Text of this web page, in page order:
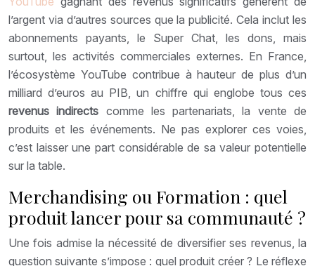
l’argent via d’autres sources que la publicité. Cela inclut les
abonnements payants, le Super Chat, les dons, mais
surtout, les activités commerciales externes. En France,
l’écosystème YouTube contribue à hauteur de plus d’un
milliard d’euros au PIB, un chiffre qui englobe tous ces
revenus indirects comme les partenariats, la vente de
produits et les événements. Ne pas explorer ces voies,
c’est laisser une part considérable de sa valeur potentielle
sur la table.
Merchandising ou Formation : quel
produit lancer pour sa communauté ?
Une fois admise la nécessité de diversifier ses revenus, la
question suivante s’impose : quel produit créer ? Le réflexe